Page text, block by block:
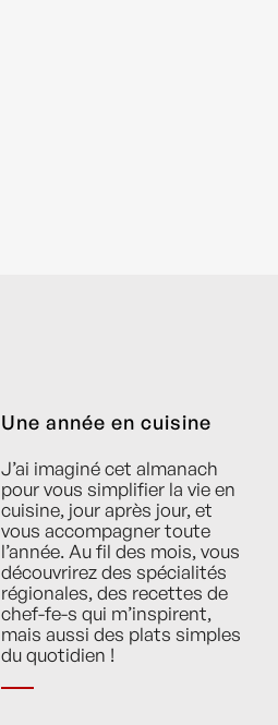
Une année en cuisine
J’ai imaginé cet almanach
pour vous simplifier la vie en
cuisine, jour après jour, et
vous accompagner toute
l’année. Au fil des mois, vous
découvrirez des spécialités
régionales, des recettes de
chef-fe-s qui m’inspirent,
mais aussi des plats simples
du quotidien !